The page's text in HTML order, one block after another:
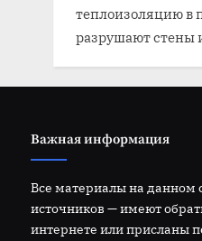
теплоизоляцию в
разрушают стены
Важная информация
Все материалы на данном
источников — имеют
интернете или присланы